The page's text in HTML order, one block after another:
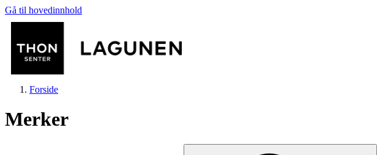
Gå til hovedinnhold
Forside
Merker